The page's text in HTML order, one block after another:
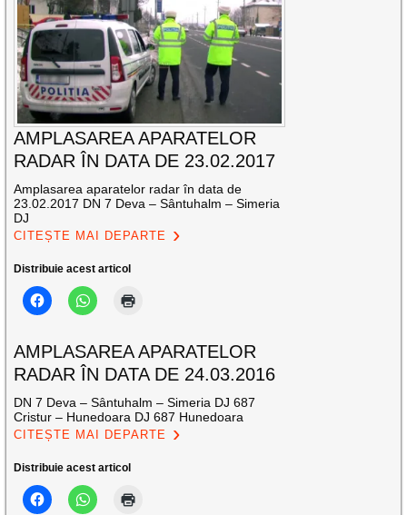
AMPLASAREA APARATELOR
RADAR ÎN DATA DE 23.02.2017
Amplasarea aparatelor radar în data de
23.02.2017 DN 7 Deva – Sântuhalm – Simeria
DJ
CITEȘTE MAI DEPARTE
Distribuie acest articol
AMPLASAREA APARATELOR
RADAR ÎN DATA DE 24.03.2016
DN 7 Deva – Sântuhalm – Simeria DJ 687
Cristur – Hunedoara DJ 687 Hunedoara
CITEȘTE MAI DEPARTE
Distribuie acest articol